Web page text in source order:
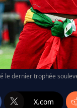
le dernier trophée
X.com